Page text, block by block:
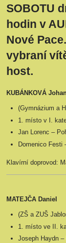
SOBOTU
hodin v
Nové
vybraní
host.
KUBÁNKOVÁ
(Gymnázium a
1. místo v I.
Jan Lorenc –
Domenico Festi
Klavírní doprovod:
MATEJČA Daniel
(ZŠ a ZUŠ
1. místo ve II.
Joseph Haydn